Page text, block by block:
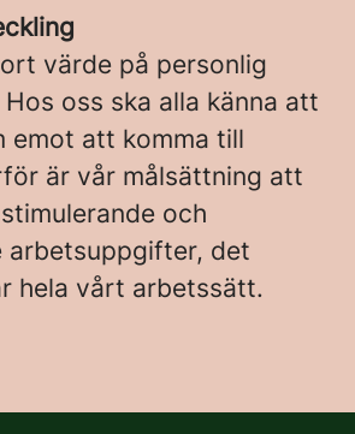
värde på personlig
oss ska alla känna att
emot att komma till
är vår målsättning att
och
arbetsuppgifter, det
hela vårt arbetssätt.